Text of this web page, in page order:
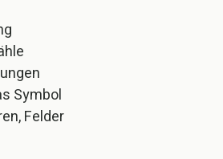
Symbol
Felder